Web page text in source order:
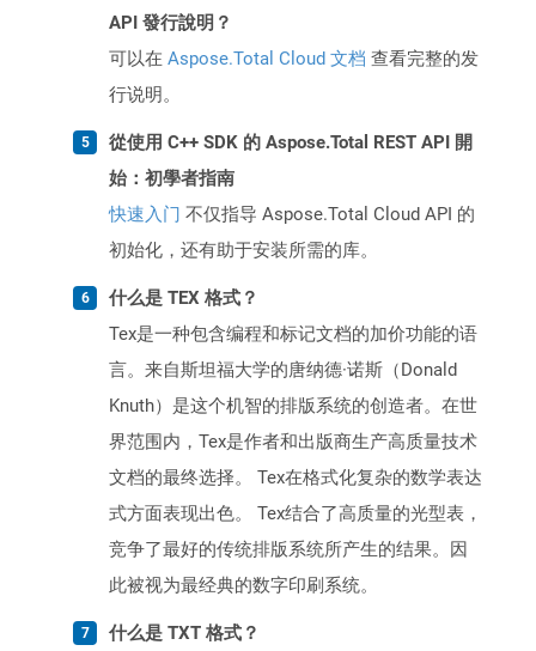
API 發行說明？
可以在 Aspose.Total Cloud 文档 查看完整的发
行说明。
從使用 C++ SDK 的 Aspose.Total REST API 開
始：初學者指南
快速入门 不仅指导 Aspose.Total Cloud API 的
初始化，还有助于安装所需的库。
什么是 TEX 格式？
Tex是一种包含编程和标记文档的加价功能的语
言。来自斯坦福大学的唐纳德·诺斯（Donald
Knuth）是这个机智的排版系统的创造者。在世
界范围内，Tex是作者和出版商生产高质量技术
文档的最终选择。 Tex在格式化复杂的数学表达
式方面表现出色。 Tex结合了高质量的光型表，
竞争了最好的传统排版系统所产生的结果。因
此被视为最经典的数字印刷系统。
什么是 TXT 格式？